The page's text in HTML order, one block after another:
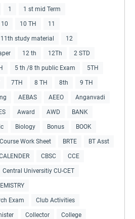
1 1 st mid Term
10 10 TH 11
11th study material 12
12 th 12Th 2 STD
5 th /8 th public Exam 5TH
7TH 8 TH 8th 9 TH
AEBAS AEEO Anganvadi
Award AWD BANK
Biology Bonus BOOK
Work Sheet BRTE BT Asst
CBSC CCE
Central Universitiy CU-CET
Exam Club Activities
Collector College